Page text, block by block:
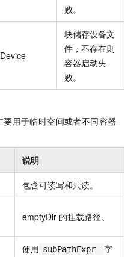
败。
块储存设备文
件，不存在则
容器启动失
败。
要用于临时空间或者不同容器
说明
包含可读写和只读。
emptyDir 的挂载路径。
使用 subPathExpr
字